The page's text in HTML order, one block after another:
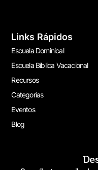
Links Rápidos
Escuela Dominical
Escuela Bíblica Vacacional
Recursos
Categorías
Eventos
Blog